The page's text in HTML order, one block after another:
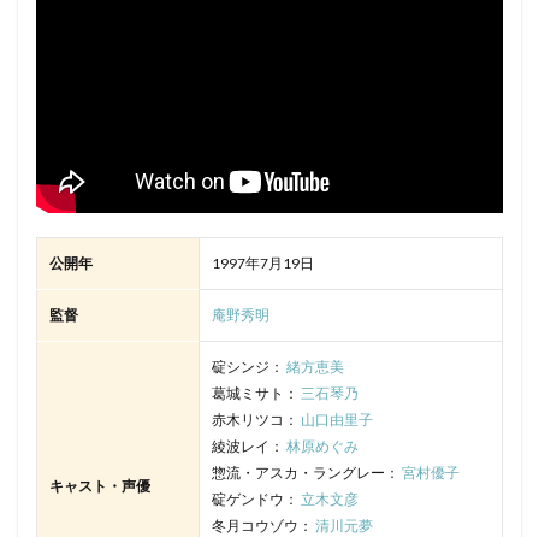
公開年 1997年7月19日
監督 庵野秀明
キャスト・声優
碇シンジ： 緒方恵美
葛城ミサト： 三石琴乃
赤木リツコ： 山口由里子
綾波レイ： 林原めぐみ
惣流・アスカ・ラングレー： 宮村優子
碇ゲンドウ： 立木文彦
冬月コウゾウ： 清川元夢